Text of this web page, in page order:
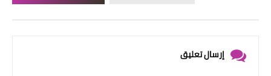
إرسال تعليق